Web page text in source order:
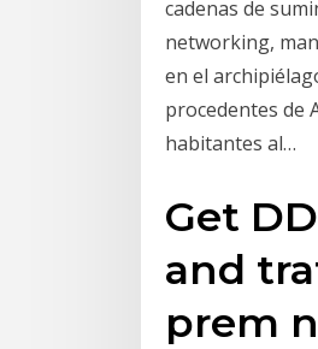
cadenas de
networking,
en el
procedentes de
habitantes al…
Get
and
prem